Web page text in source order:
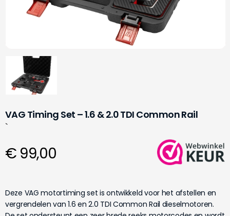
VAG Timing Set – 1.6 & 2.0 TDI Common Rail
`
€ 99,00
Deze VAG motortiming set is ontwikkeld voor het afstellen en
vergrendelen van 1.6 en 2.0 TDI Common Rail dieselmotoren.